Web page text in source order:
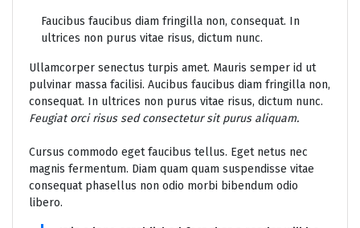
Faucibus faucibus diam fringilla non, consequat. In
ultrices non purus vitae risus, dictum nunc.
Ullamcorper senectus turpis amet. Mauris semper id ut
pulvinar massa facilisi. Aucibus faucibus diam fringilla non,
consequat. In ultrices non purus vitae risus, dictum nunc.
Feugiat orci risus sed consectetur sit purus aliquam.
Cursus commodo eget faucibus tellus. Eget netus nec
magnis fermentum. Diam quam quam suspendisse vitae
consequat phasellus non odio morbi bibendum odio
libero.